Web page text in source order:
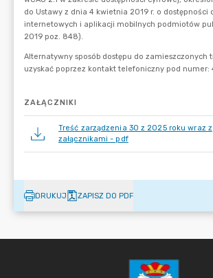
ZAŁĄCZNIKI
Treść zarządzenia 30 z 2025 roku wraz z
załącznikami - pdf
DRUKUJ ZAPISZ DO PDF